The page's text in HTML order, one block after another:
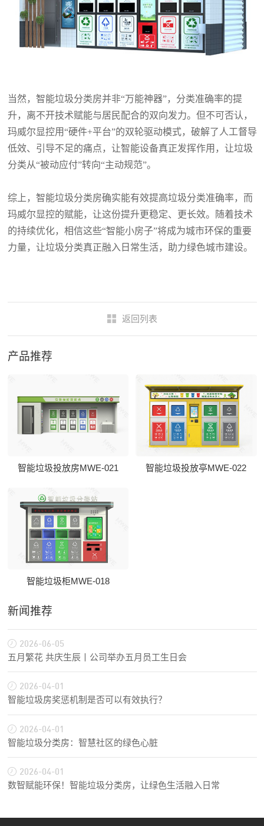
当然，智能垃圾分类房并非“万能神器”，分类准确率的提
升，离不开技术赋能与居民配合的双向发力。但不可否认，
玛威尔显控用“硬件+平台”的双轮驱动模式，破解了人工督导
低效、引导不足的痛点，让智能设备真正发挥作用，让垃圾
分类从“被动应付”转向“主动规范”。
综上，智能垃圾分类房确实能有效提高垃圾分类准确率，而
玛威尔显控的赋能，让这份提升更稳定、更长效。随着技术
的持续优化，相信这些“智能小房子”将成为城市环保的重要
力量，让垃圾分类真正融入日常生活，助力绿色城市建设。
返回列表
产品推荐
智能垃圾投放房MWE-021 智能垃圾投放亭MWE-022
智能垃圾柜MWE-018
新闻推荐
2026-06-05
五月繁花 共庆生辰丨公司举办五月员工生日会
2026-04-01
智能垃圾房奖惩机制是否可以有效执行？
2026-04-01
智能垃圾分类房：智慧社区的绿色心脏
2026-04-01
数智赋能环保！智能垃圾分类房，让绿色生活融入日常